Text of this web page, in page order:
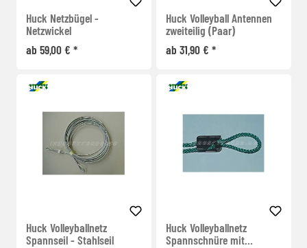
Huck Netzbügel -
Netzwickel
ab 59,00 € *
Huck Volleyball Antennen
zweiteilig (Paar)
ab 31,90 € *
Huck Volleyballnetz
Spannseil - Stahlseil
Huck Volleyballnetz
Spannschnüre mit